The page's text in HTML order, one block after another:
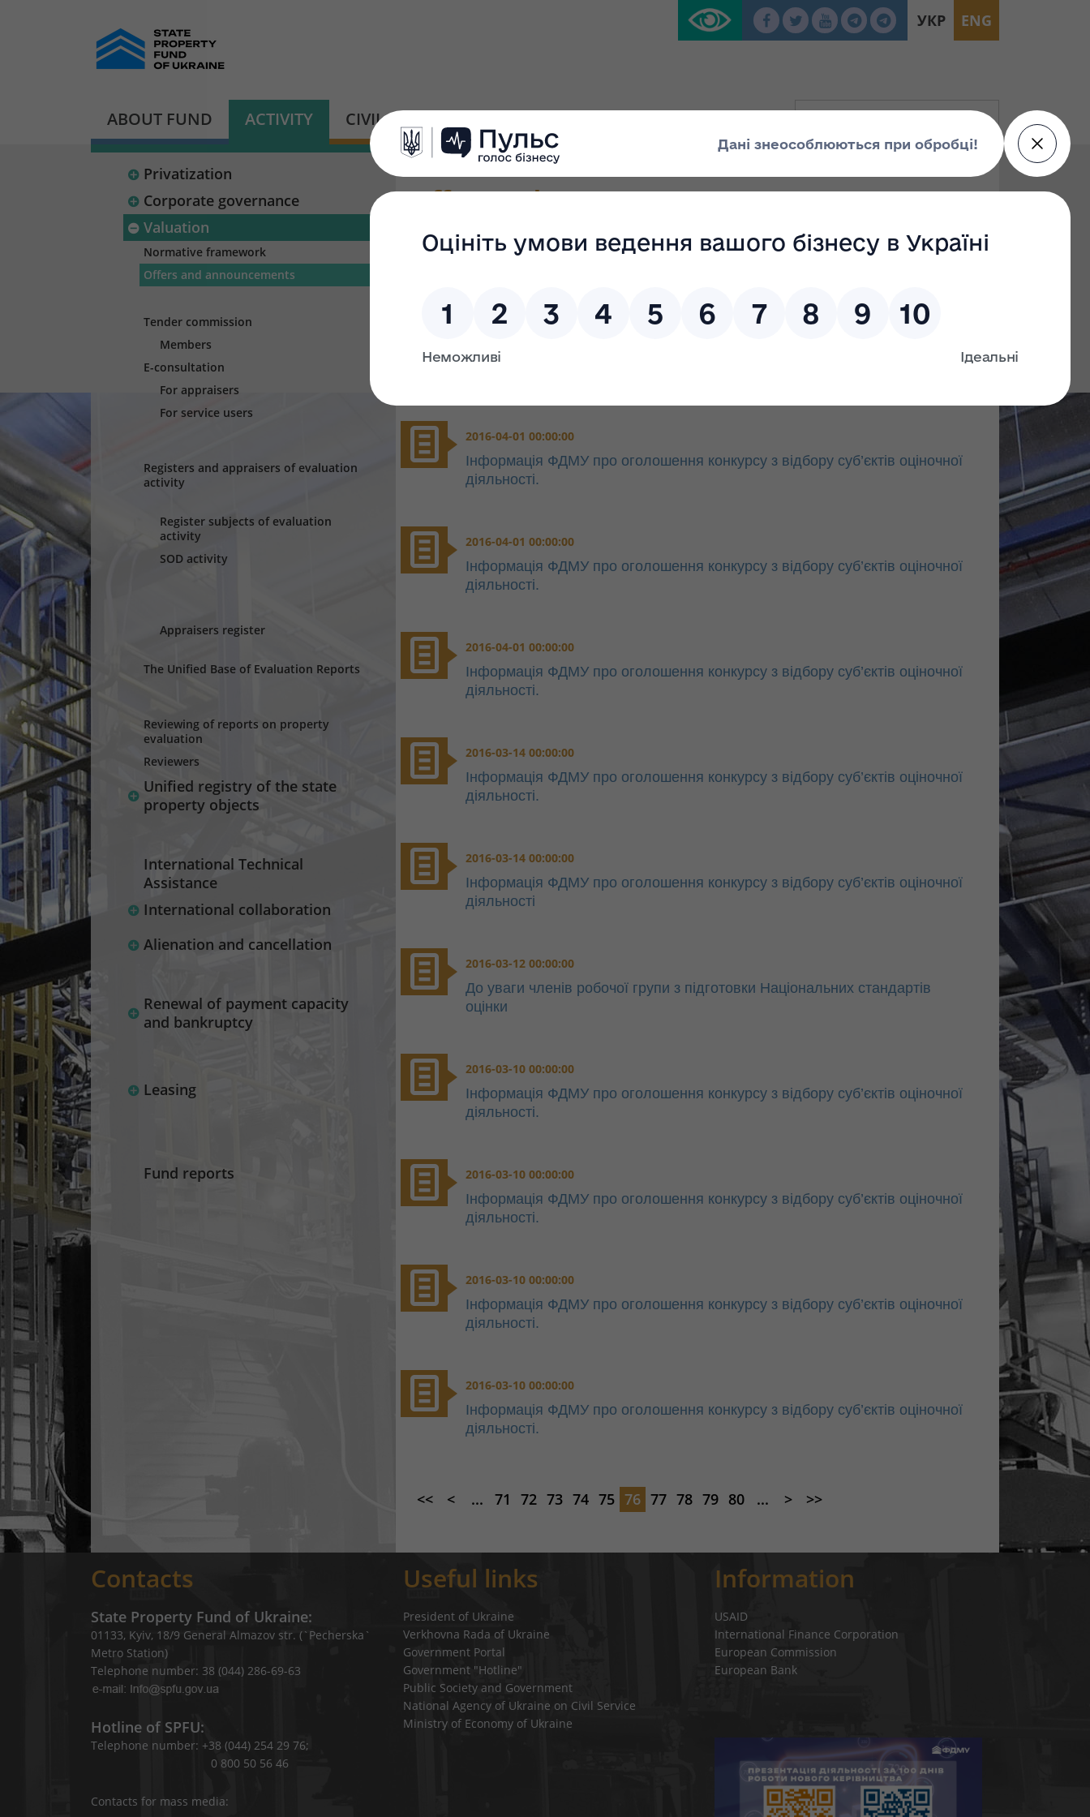
УКР ENG
ABOUT FUND ACTIVITY CIVIL PLATFORM
Privatization
Corporate governance
Valuation
Normative framework
Offers and announcements
Tender commission
Members
E-consultation
For appraisers
For service users
Registers and appraisers of evaluation
activity
Register subjects of evaluation
activity
SOD activity
Appraisers register
The Unified Base of Evaluation Reports
Reviewing of reports on property
evaluation
Reviewers
Unified registry of the state
property objects
International Technical
Assistance
International collaboration
Alienation and cancellation
Renewal of payment capacity
and bankruptcy
Leasing
Fund reports
Offers and announcements
Search filter
2016-04-01 00:00:00
Інформація ФДМУ про оголошення конкурсу з відбору суб’єктів оціночної
діяльності.
2016-04-01 00:00:00
Інформація ФДМУ про оголошення конкурсу з відбору суб’єктів оціночної
діяльності.
2016-04-01 00:00:00
Інформація ФДМУ про оголошення конкурсу з відбору суб’єктів оціночної
діяльності.
2016-03-14 00:00:00
Інформація ФДМУ про оголошення конкурсу з відбору суб’єктів оціночної
діяльності.
2016-03-14 00:00:00
Інформація ФДМУ про оголошення конкурсу з відбору суб’єктів оціночної
діяльності
2016-03-12 00:00:00
До уваги членів робочої групи з підготовки Національних стандартів
оцінки
2016-03-10 00:00:00
Інформація ФДМУ про оголошення конкурсу з відбору суб’єктів оціночної
діяльності.
2016-03-10 00:00:00
Інформація ФДМУ про оголошення конкурсу з відбору суб’єктів оціночної
діяльності.
2016-03-10 00:00:00
Інформація ФДМУ про оголошення конкурсу з відбору суб’єктів оціночної
діяльності.
2016-03-10 00:00:00
Інформація ФДМУ про оголошення конкурсу з відбору суб’єктів оціночної
діяльності.
<< < ... 71 72 73 74 75 76 77 78 79 80 ... > >>
Contacts
State Property Fund of Ukraine:
01133, Kyiv, 18/9 General Almazov str. (`Pecherska`
Metro Station)
Telephone number: 38 (044) 286-69-63
Hotline of SPFU:
Telephone number: +38 (044) 254 29 76;
0 800 50 56 46
Contacts for mass media:
Useful links
President of Ukraine
Verkhovna Rada of Ukraine
Government Portal
Government "Hotline"
Public Society and Government
National Agency of Ukraine on Civil Service
Ministry of Economy of Ukraine
Information
USAID
International Finance Corporation
European Commission
European Bank